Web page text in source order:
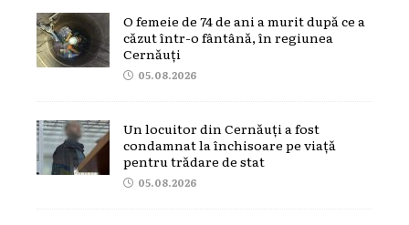
O femeie de 74 de ani a murit după ce a
căzut într-o fântână, în regiunea
Cernăuți
05.08.2026
Un locuitor din Cernăuți a fost
condamnat la închisoare pe viață
pentru trădare de stat
05.08.2026